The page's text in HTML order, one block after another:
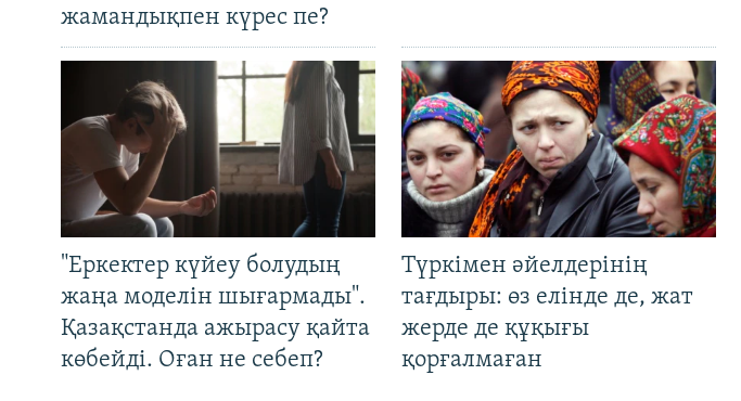
жамандықпен күрес пе?
"Еркектер күйеу болудың
жаңа моделін шығармады".
Қазақстанда ажырасу қайта
көбейді. Оған не себеп?
Түркімен әйелдерінің
тағдыры: өз елінде де, жат
жерде де құқығы
қорғалмаған